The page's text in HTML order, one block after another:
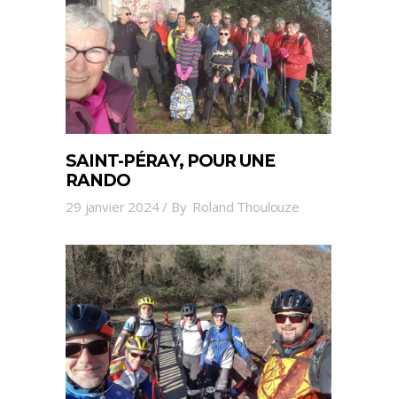
SAINT-PÉRAY, POUR UNE
RANDO
29 janvier 2024 By Roland Thoulouze